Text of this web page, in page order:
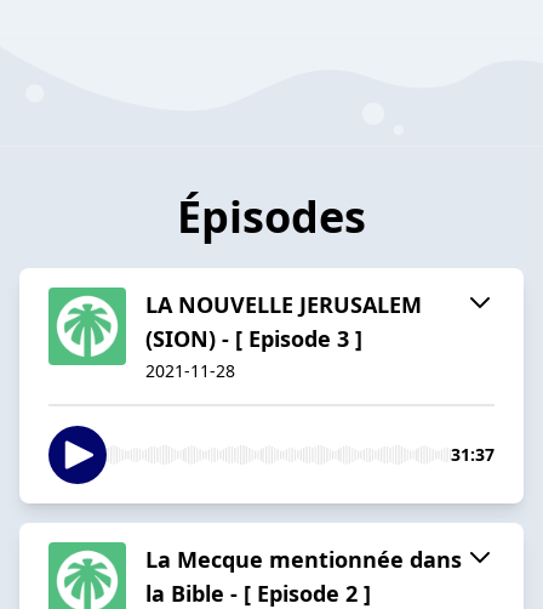
Épisodes
LA NOUVELLE JERUSALEM
(SION) - [ Episode 3 ]
2021-11-28
31:37
La Mecque mentionnée dans
la Bible - [ Episode 2 ]